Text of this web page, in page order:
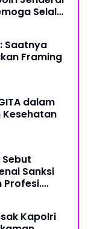
Selalu
Saatnya
Framing
dalam
Sebut
Sanksi
Profesi.
Kapolri